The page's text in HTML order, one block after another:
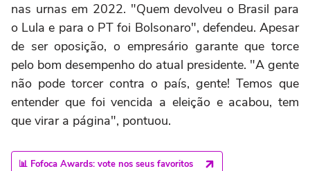
nas urnas em 2022. "Quem devolveu o Brasil para
o Lula e para o PT foi Bolsonaro", defendeu. Apesar
de ser oposição, o empresário garante que torce
pelo bom desempenho do atual presidente. "A gente
não pode torcer contra o país, gente! Temos que
entender que foi vencida a eleição e acabou, tem
que virar a página", pontuou.
📊 Fofoca Awards: vote nos seus favoritos